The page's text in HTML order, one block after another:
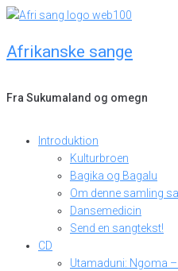
Skip
content
Afrikanske sange
Fra Sukumaland og omegn
Introduktion
Kulturbroen
Bagika og Bagalu
Om denne samling
Dansemedicin
Send en sangtekst!
CD
Utamaduni: Ngoma